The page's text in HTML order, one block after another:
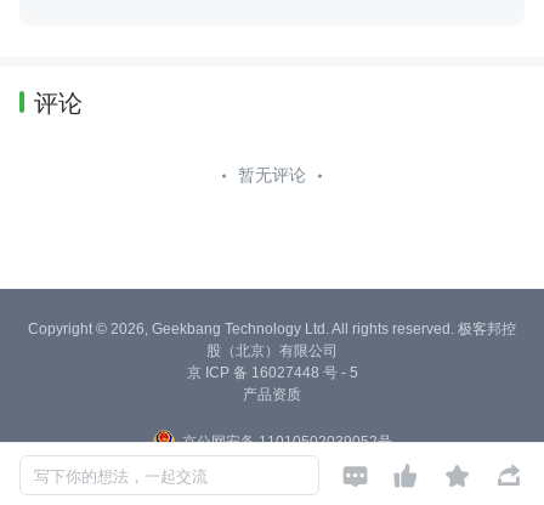
评论
暂无评论
写下你的想法，一起交流    
Copyright © 2026, Geekbang Technology Ltd. All rights reserved. 极客邦控
股（北京）有限公司
京 ICP 备 16027448 号 - 5
产品资质
京公网安备 11010502039052号